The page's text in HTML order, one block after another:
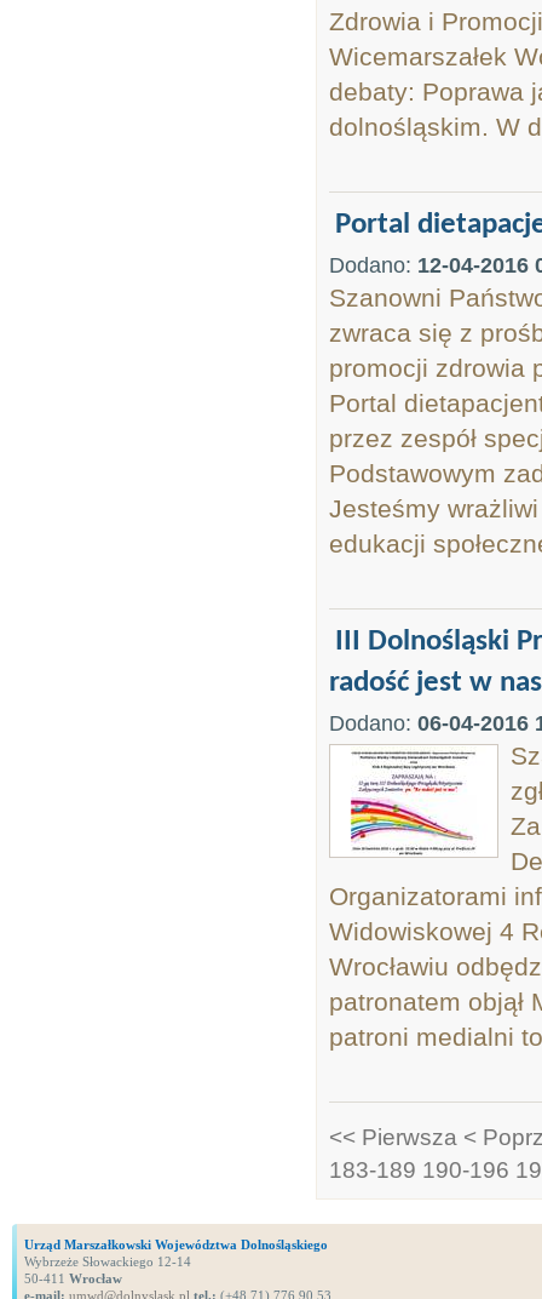
Zdrowia i
Wicemarszałek
debaty: Poprawa
dolnośląskim. W
Portal
Dodano: 12-04-2016
Szanowni
zwraca się z
promocji zdrowia
Portal
przez zespół
Podstawowym
Jesteśmy
edukacji
III Dolnośląski
radość jest w
Dodano: 06-04-2016
Organizatorami
Widowiskowej 4
Wrocławiu
patronatem objął
patroni medialni
<< Pierwsza <
183-189 190-196
Urząd Marszałkowski Województwa Dolnośląskiego
Wybrzeże Słowackiego 12-14
50-411 Wrocław
e-mail: umwd@dolnyslask.pl tel.: (+48 71) 776 90 53